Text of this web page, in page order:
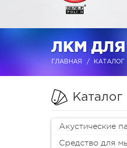
ЛКМ
ГЛАВНАЯ КАТАЛОГ
Каталог
Акустические
Средство для